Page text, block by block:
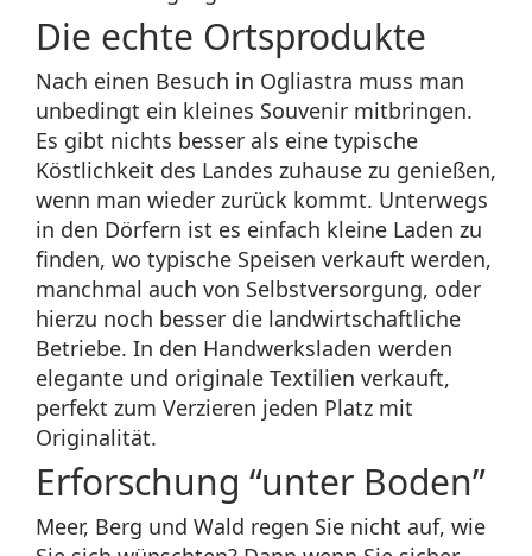
Die echte Ortsprodukte
Nach einen Besuch in Ogliastra muss man
unbedingt ein kleines Souvenir mitbringen.
Es gibt nichts besser als eine typische
Köstlichkeit des Landes zuhause zu genießen,
wenn man wieder zurück kommt. Unterwegs
in den Dörfern ist es einfach kleine Laden zu
finden, wo typische Speisen verkauft werden,
manchmal auch von Selbstversorgung, oder
hierzu noch besser die landwirtschaftliche
Betriebe. In den Handwerksladen werden
elegante und originale Textilien verkauft,
perfekt zum Verzieren jeden Platz mit
Originalität.
Erforschung “unter Boden”
Meer, Berg und Wald regen Sie nicht auf, wie